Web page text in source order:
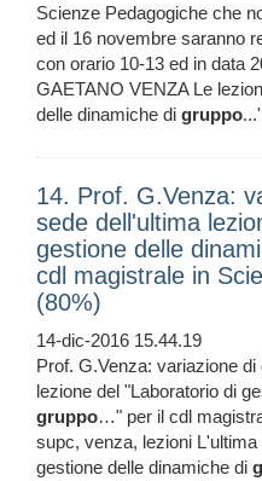
Scienze Pedagogiche che
ed il 16 novembre saranno
con orario 10-13 ed in data
GAETANO VENZA Le
delle dinamiche di gruppo
14. Prof. G.Venza:
sede dell'ultima
gestione delle
cdl magistrale in
(80%)
14-dic-2016 15.44.19
Prof. G.Venza: variazione
lezione del "Laboratorio di
gruppo…" per il cdl
supc, venza, lezioni
gestione delle dinamiche di